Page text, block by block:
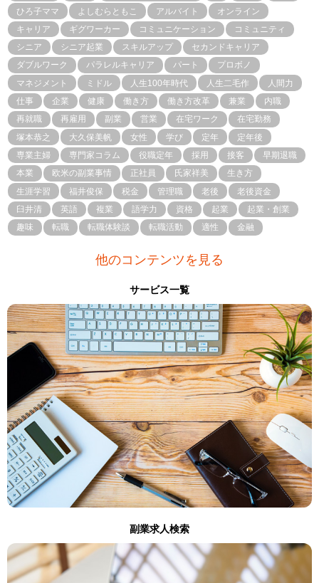
ひろ子ママ
よしむらともこ アルバイト
オンライン
キャリア
ギグワーカー コミュニケーション
コミュニティ
シニア
シニア起業 スキルアップ
セカンドキャリア
ダブルワーク
パラレルキャリア パート
プロボノ
マネジメント
ミドル 人生100年時代 人生二毛作
人間力
仕事
企業 健康 働き方 働き方改革 兼業
内職
再就職
再雇用 副業 営業 在宅ワーク
在宅勤務
塚本恭之
大久保美帆 女性 学び 定年
定年後
専業主婦
専門家コラム 役職定年 採用 接客
早期退職
本業
欧米の副業事情 正社員 氏家祥美
生き方
生涯学習
福井俊保 税金 管理職 老後
老後資金
臼井清
英語 複業 語学力 資格 起業
起業・創業
趣味
転職 転職体験談 転職活動 適性 金融
他のコンテンツを見る
サービス一覧
副業求人検索